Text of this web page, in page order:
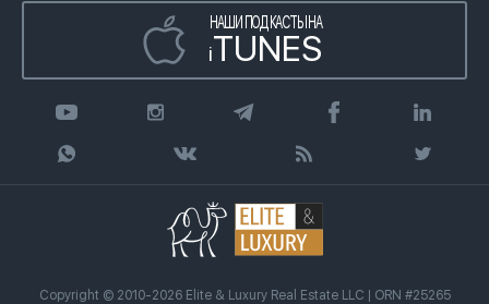
НАШИ ПОДКАСТЫ НА
iTUNES
Copyright © 2010-2026 Elite & Luxury Real Estate LLC | ORN #25265